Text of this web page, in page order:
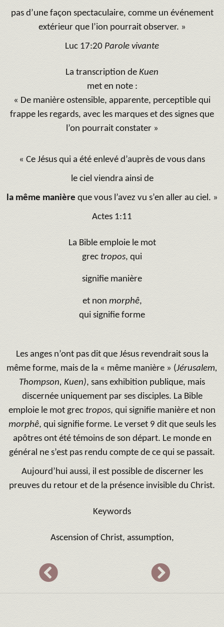
pas d’une façon spectaculaire, comme un événement
extérieur que l’ion pourrait observer. »
Luc 17:20 Parole vivante
La transcription de Kuen
met en note :
« De manière ostensible, apparente, perceptible qui
frappe les regards, avec les marques et des signes que
l’on pourrait constater »
« Ce Jésus qui a été enlevé d’auprès de vous dans
le ciel viendra ainsi de
la même manière que vous l’avez vu s’en aller au ciel. »
Actes 1:11
La Bible emploie le mot
grec tropos, qui
signifie manière
et non morphê,
qui signifie forme
Les anges n’ont pas dit que Jésus revendrait sous la
même forme, mais de la « même manière » (Jérusalem,
Thompson, Kuen), sans exhibition publique, mais
discernée uniquement par ses disciples. La Bible
emploie le mot grec tropos, qui signifie manière et non
morphê, qui signifie forme. Le verset 9 dit que seuls les
apôtres ont été témoins de son départ. Le monde en
général ne s’est pas rendu compte de ce qui se passait.
Aujourd’hui aussi, il est possible de discerner les
preuves du retour et de la présence invisible du Christ.
Keywords
Ascension of Christ, assumption,